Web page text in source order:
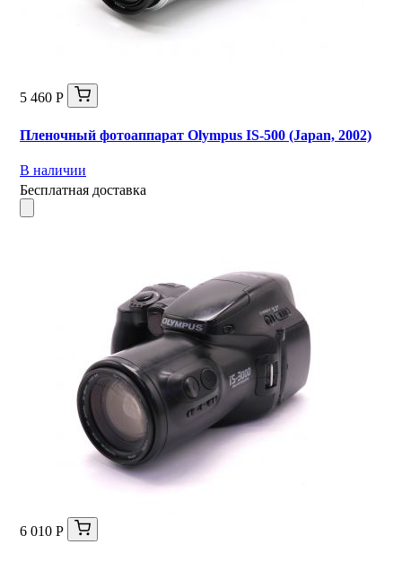
5 460 Р
Пленочный фотоаппарат Olympus IS-500 (Japan, 2002)
В наличии
Бесплатная доставка
6 010 Р